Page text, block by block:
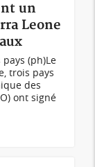
un
Leone
(ph)Le
trois pays
des
ont signé